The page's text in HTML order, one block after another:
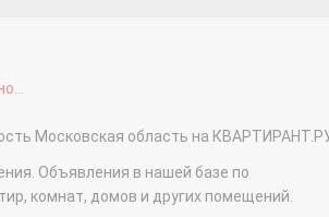
Московская область на
Объявления в нашей базе по
комнат, домов и других помещений.